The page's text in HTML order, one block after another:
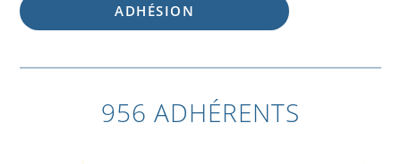
ADHÉSION
956 ADHÉRENTS